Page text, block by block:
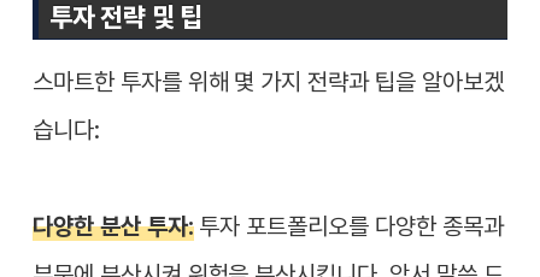
투자 전략 및 팁
스마트한 투자를 위해 몇 가지 전략과 팁을 알아보겠
습니다:
다양한 분산 투자:투자 포트폴리오를 다양한 종목과